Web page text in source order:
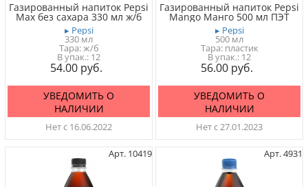
Газированный напиток Pepsi
Max без сахара 330 мл ж/б
▸ Pepsi
330 мл
Тара: ж/б
12
54.00
УВЕДОМИТЬ О
НАЛИЧИИ
Нет с 16.06.2022
Газированный напиток Pepsi
Mango Манго 500 мл ПЭТ
▸ Pepsi
500 мл
Тара: пластик
12
56.00
УВЕДОМИТЬ О
НАЛИЧИИ
Нет с 27.01.2023
Арт. 10419 Арт. 4931